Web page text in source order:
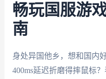
畅玩国服游
南
身处异国他乡，想和国内
400ms延迟折磨得摔鼠标